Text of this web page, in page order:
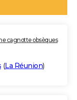
cagnotte obsèques
(La Réunion)